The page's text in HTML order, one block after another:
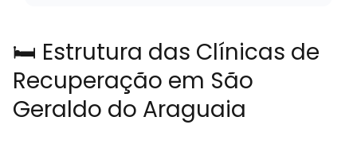
🛏️ Estrutura das Clínicas de
Recuperação em São
Geraldo do Araguaia